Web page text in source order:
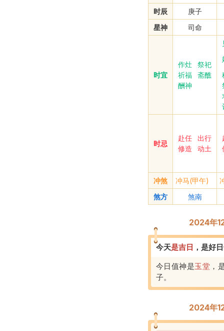
时辰
庚子
星神
司命
时宜
作灶
祭祀
祈福
斋醮
酬神
时忌
赴任
出行
修造
动土
冲煞 冲马(甲午)
煞方
煞南
2024年
今天是吉 日 ， 是好
今日值神是玉堂 ，
子。
2024年